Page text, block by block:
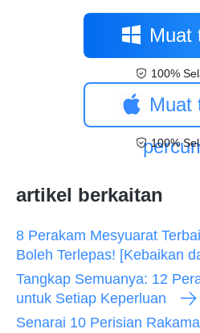
Muat
100%
Muat
100%
artikel berkaitan
8 Perakam Mesyuarat
Boleh Terlepas! [Kebaikan
Tangkap Semuanya: 12
untuk Setiap Keperluan
Senarai 10 Perisian